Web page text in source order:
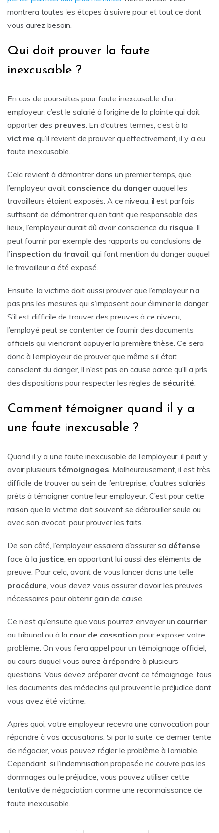
montrera toutes les étapes à suivre pour et tout ce dont
vous aurez besoin.
Qui doit prouver la faute
inexcusable ?
En cas de poursuites pour faute inexcusable d’un
employeur, c’est le salarié à l’origine de la plainte qui doit
apporter des preuves . En d’autres termes, c’est à la
victime qu’il revient de prouver qu’effectivement, il y a eu
faute inexcusable.
Cela revient à démontrer dans un premier temps, que
l’employeur avait conscience du danger auquel les
travailleurs étaient exposés. A ce niveau, il est parfois
suffisant de démontrer qu’en tant que responsable des
lieux, l’employeur aurait dû avoir conscience du risque . Il
peut fournir par exemple des rapports ou conclusions de
l’inspection du travail , qui font mention du danger auquel
le travailleur a été exposé.
Ensuite, la victime doit aussi prouver que l’employeur n’a
pas pris les mesures qui s’imposent pour éliminer le danger.
S’il est difficile de trouver des preuves à ce niveau,
l’employé peut se contenter de fournir des documents
officiels qui viendront appuyer la première thèse. Ce sera
donc à l’employeur de prouver que même s’il était
conscient du danger, il n’est pas en cause parce qu’il a pris
des dispositions pour respecter les règles de sécurité
Comment témoigner quand il y a
une faute inexcusable ?
Quand il y a une faute inexcusable de l’employeur, il peut y
avoir plusieurs témoignages . Malheureusement, il est très
difficile de trouver au sein de l’entreprise, d’autres salariés
prêts à témoigner contre leur employeur. C’est pour cette
raison que la victime doit souvent se débrouiller seule ou
avec son avocat, pour prouver les faits.
De son côté, l’employeur essaiera d’assurer sa défense
face à la justice , en apportant lui aussi des éléments de
preuve. Pour cela, avant de vous lancer dans une telle
procédure , vous devez vous assurer d’avoir les preuves
nécessaires pour obtenir gain de cause.
Ce n’est qu’ensuite que vous pourrez envoyer un courrier
au tribunal ou à la cour de cassation pour exposer votre
problème. On vous fera appel pour un témoignage officiel,
au cours duquel vous aurez à répondre à plusieurs
questions. Vous devez préparer avant ce témoignage, tous
les documents des médecins qui prouvent le préjudice dont
vous avez été victime.
Après quoi, votre employeur recevra une convocation pour
répondre à vos accusations. Si par la suite, ce dernier tente
de négocier, vous pouvez régler le problème à l’amiable.
Cependant, si l’indemnisation proposée ne couvre pas les
dommages ou le préjudice, vous pouvez utiliser cette
tentative de négociation comme une reconnaissance de
faute inexcusable.